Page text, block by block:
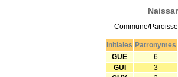
Commune/
Initiales Patronymes
GUE
6
GUI
3